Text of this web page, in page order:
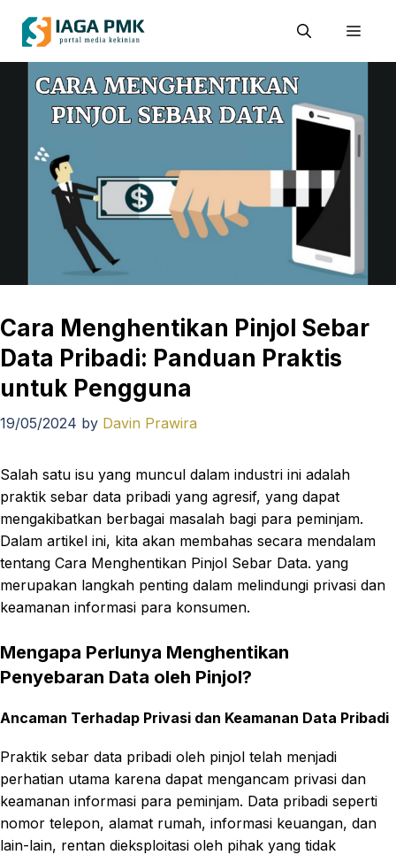
Cara Menghentikan Pinjol Sebar
Data Pribadi: Panduan Praktis
untuk Pengguna
19/05/2024 by Davin Prawira
Salah satu isu yang muncul dalam industri ini adalah
praktik sebar data pribadi yang agresif, yang dapat
mengakibatkan berbagai masalah bagi para peminjam.
Dalam artikel ini, kita akan membahas secara mendalam
tentang Cara Menghentikan Pinjol Sebar Data. yang
merupakan langkah penting dalam melindungi privasi dan
keamanan informasi para konsumen.
Mengapa Perlunya Menghentikan
Penyebaran Data oleh Pinjol?
Ancaman Terhadap Privasi dan Keamanan Data Pribadi
Praktik sebar data pribadi oleh pinjol telah menjadi
perhatian utama karena dapat mengancam privasi dan
keamanan informasi para peminjam. Data pribadi seperti
nomor telepon, alamat rumah, informasi keuangan, dan
lain-lain, rentan dieksploitasi oleh pihak yang tidak